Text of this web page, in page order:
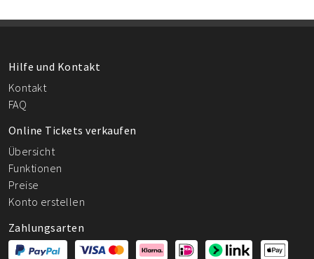
Hilfe und Kontakt
Kontakt
FAQ
Online Tickets verkaufen
Übersicht
Funktionen
Preise
Konto erstellen
Zahlungsarten